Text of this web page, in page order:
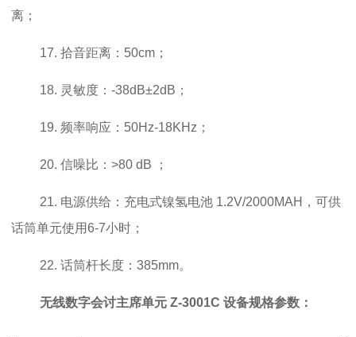
离；
17. 拾音距离：50cm；
18. 灵敏度：-38dB±2dB；
19. 频率响应：50Hz-18KHz；
20. 信噪比：>80 dB ；
21. 电源供给：充电式镍氢电池 1.2V/2000MAH，可供
话筒单元使用6-7小时；
22. 话筒杆长度：385mm。
无线数字会讨主席单元 Z-3001C设备规格参数：